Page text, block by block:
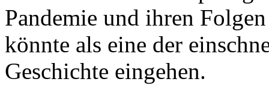
Pandemie und ihren
könnte als eine der
Geschichte eingehen.